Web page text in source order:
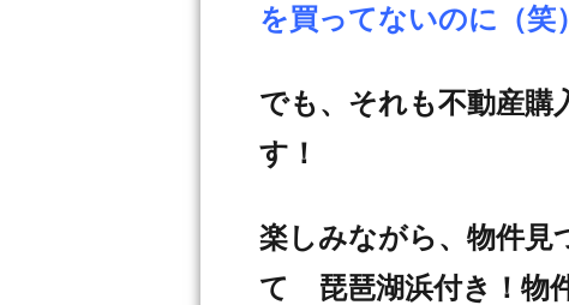
を買ってないのに（笑）
でも、それも不動産
す！
楽しみながら、物件見
て 琵琶湖浜付き！物